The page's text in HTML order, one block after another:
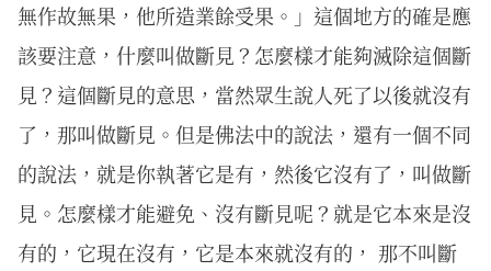
無作故無果，他所造業餘受果。」這個地方的確是應
該要注意，什麼叫做斷見？怎麼樣才能夠滅除這個斷
見？這個斷見的意思，當然眾生說人死了以後就沒有
了，那叫做斷見。但是佛法中的說法，還有一個不同
的說法，就是你執著它是有，然後它沒有了，叫做斷
見。怎麼樣才能避免、沒有斷見呢？就是它本來是沒
有的，它現在沒有，它是本來就沒有的， 那不叫斷